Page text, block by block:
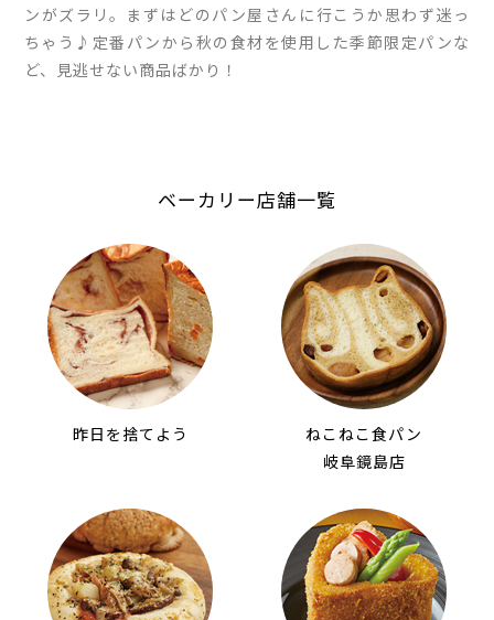
ンがズラリ。まずはどのパン屋さんに行こうか思わず迷っ
ちゃう♪定番パンから秋の食材を使用した季節限定パンな
ど、見逃せない商品ばかり！
ベーカリー店舗一覧
昨日を捨てよう
ねこねこ食パン
岐阜鏡島店